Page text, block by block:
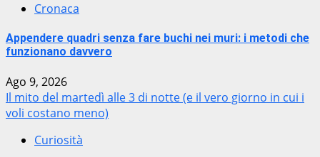
Cronaca
Appendere quadri senza fare buchi nei muri: i metodi che
funzionano davvero
Ago 9, 2026
Il mito del martedì alle 3 di notte (e il vero giorno in cui i
voli costano meno)
Curiosità